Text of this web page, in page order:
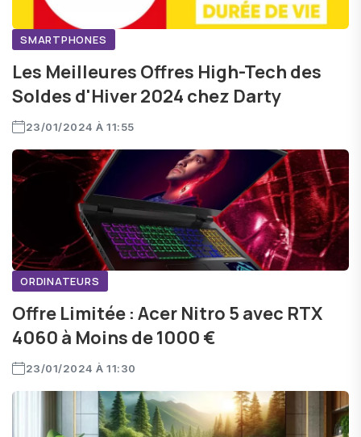
SMARTPHONES
Les Meilleures Offres High-Tech des
Soldes d'Hiver 2024 chez Darty
23/01/2024 À 11:55
ORDINATEURS
Offre Limitée : Acer Nitro 5 avec RTX
4060 à Moins de 1000 €
23/01/2024 À 11:30